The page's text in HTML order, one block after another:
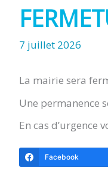
7 juillet 2026
La mairie sera
Une permanence
En cas d’urgence
Facebook